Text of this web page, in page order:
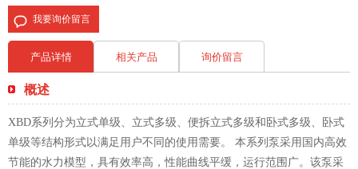
我要询价留言
产品详情 相关产品 询价留言
概述
XBD系列分为立式单级、立式多级、便拆立式多级和卧式多级、卧式
单级等结构形式以满足用户不同的使用需要。 本系列泵采用国内高效
节能的水力模型，具有效率高，性能曲线平缓，运行范围广。该泵采